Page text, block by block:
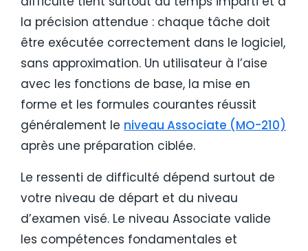
la précision attendue : chaque tâche doit
être exécutée correctement dans le logiciel,
sans approximation. Un utilisateur à l’aise
avec les fonctions de base, la mise en
forme et les formules courantes réussit
généralement le niveau Associate (MO-210)
après une préparation ciblée.
Le ressenti de difficulté dépend surtout de
votre niveau de départ et du niveau
d’examen visé. Le niveau Associate valide
les compétences fondamentales et